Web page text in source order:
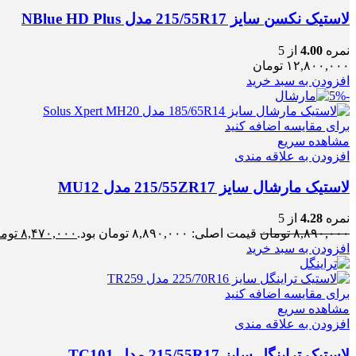
لاستیک نکسن سایز 215/55R17 مدل NBlue HD Plus
نمره 4.00 از 5
۱۲,۸۰۰,۰۰۰ تومان
افزودن به سبد خرید
-5%
برای مقایسه اضافه کنید
مشاهده سریع
افزودن به علاقه مندی
لاستیک مارشال سایز 215/55ZR17 مدل MU12
نمره 4.28 از 5
۸,۸۹۰,۰۰۰ تومان قیمت اصلی: ۸,۸۹۰,۰۰۰ تومان بود. ۸,۴۷۰,۰۰۰
افزودن به سبد خرید
برای مقایسه اضافه کنید
مشاهده سریع
افزودن به علاقه مندی